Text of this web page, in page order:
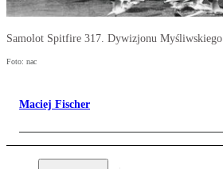
Samolot Spitfire 317. Dywizjonu Myśliwskiego
Foto: nac
Maciej Fischer